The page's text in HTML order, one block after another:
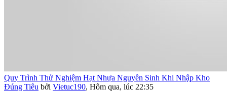
Quy Trình Thử Nghiệm Hạt Nhựa Nguyên Sinh Khi Nhập Kho
Đúng Tiêu bởi Vietuc190, Hôm qua, lúc 22:35